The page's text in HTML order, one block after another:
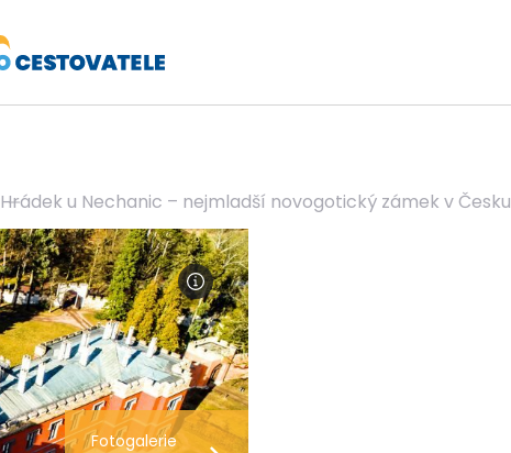
Hrádek u Nechanic – nejmladší novogotický zámek v Česku
Fotogalerie